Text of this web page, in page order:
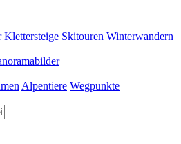
Klettersteige Skitouren Winterwandern
Alpentiere Wegpunkte